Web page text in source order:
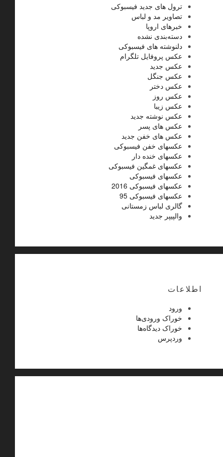
ترول های جدید فیسبوکی
تصاویر مد و لباس
خبرهای اروپا
دسته‌بندی نشده
دلنوشته های فیسبوکی
عکس پروفایل تلگرام
عکس جدید
عکس جنگل
عکس دختر
عکس روز
عکس زیبا
عکس نوشته جدید
عکس های پسر
عکس های خفن جدید
عکسهای خفن فیسبوکی
عکسهای خنده دار
عکسهای غمگین فیسبوکی
عکسهای فیسبوکی
عکسهای فیسبوکی 2016
عکسهای فیسبوکی 95
گالری لباس زمستانی
والپیپر جدید
اطلاعات
ورود
خوراک ورودی‌ها
خوراک دیدگاه‌ها
وردپرس